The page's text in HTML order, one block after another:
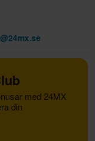
med 24MX
din